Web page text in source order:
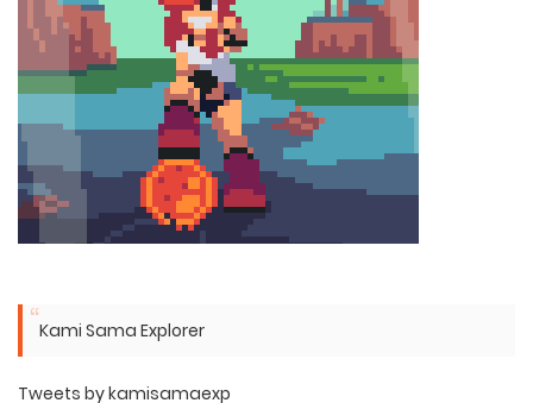
Kami Sama Explorer
Tweets by kamisamaexp